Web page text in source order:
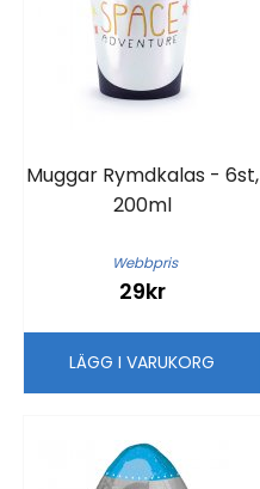
Muggar Rymdkalas - 6st,
200ml
Webbpris
29kr
LÄGG I VARUKORG